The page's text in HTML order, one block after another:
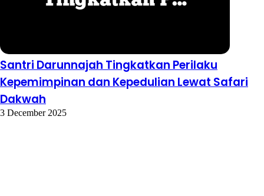
Santri Darunnajah Tingkatkan Perilaku
Kepemimpinan dan Kepedulian Lewat Safari
Dakwah
3 December 2025